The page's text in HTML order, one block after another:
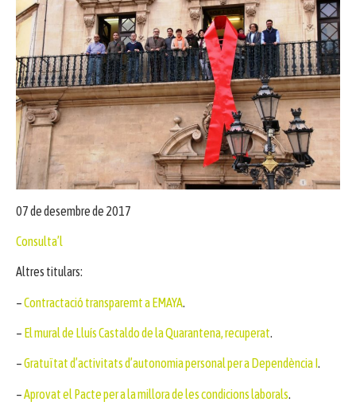
07 de desembre de 2017
Consulta’l
Altres titulars:
–Contractació transparemt a EMAYA.
– El mural de Lluís Castaldo de la Quarantena, recuperat.
–Gratuïtat d’activitats d’autonomia personal per a Dependència I .
–Aprovat el Pacte per a la millora de les condicions laborals.